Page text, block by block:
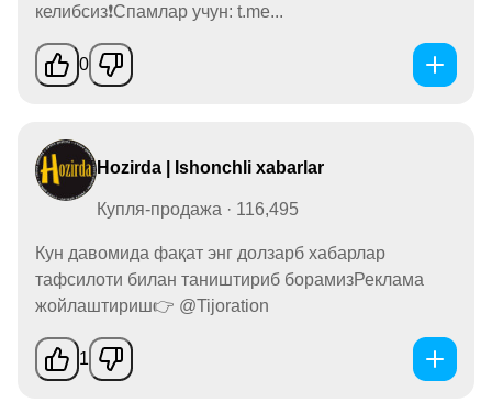
келибсиз❗️Спамлар учун: t.me...
0
Hozirda | Ishonchli xabarlar
Купля-продажа · 116,495
Кун давомида фақат энг долзарб хабарлар
тафсилоти билан таништириб борамизРеклама
жойлаштириш👉 @Tijoration
1